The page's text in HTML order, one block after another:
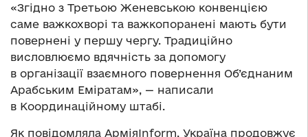
«Згідно з Третьою Женевською конвенцією
саме важкохворі та важкопоранені мають бути
повернені у першу чергу. Традиційно
висловлюємо вдячність за допомогу
в організації взаємного повернення Об’єднаним
Арабським Еміратам», — написали
в Координаційному штабі.
Як повідомляла АрміяInform, Україна продовжує